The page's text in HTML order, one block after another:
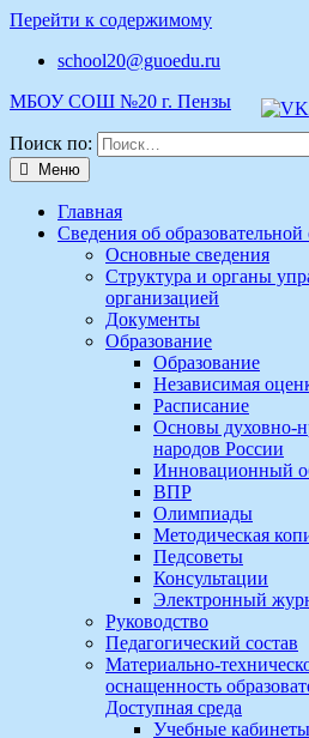
Перейти к содержимому
school20@guoedu.ru
МБОУ СОШ №20 г. Пензы
Поиск по:
Меню
Главная
Сведения об образовательной
Основные сведения
Структура и органы
организацией
Документы
Образование
Образование
Независимая
Расписание
Основы духовно-
народов России
Инновационный
ВПР
Олимпиады
Методическая
Педсоветы
Консультации
Электронный
Руководство
Педагогический состав
Материально-
оснащенность
Доступная среда
Учебные кабинеты